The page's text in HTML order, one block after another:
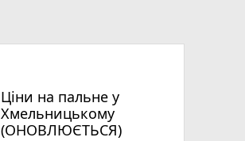
Ціни на пальне у
Хмельницькому
(ОНОВЛЮЄТЬСЯ)